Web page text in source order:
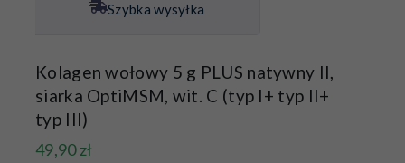
Szybka wysyłka
Kolagen wołowy 5 g PLUS natywny II,
siarka OptiMSM, wit. C (typ I+ typ II+
typ III)
49,90zł